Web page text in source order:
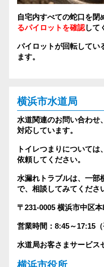
自宅内すべての蛇口を閉
るパイロットを確認して
パイロットが回転してい
ます。
横浜市水道局
水道関連のお問い合わせ
対応しています。
トイレつまりについて
依頼してください。
水漏れトラブルは、一部
で、相談してみてくださ
〒231-0005横浜市中区
営業時間：8:45～17:15（
水道局お客さまサービス